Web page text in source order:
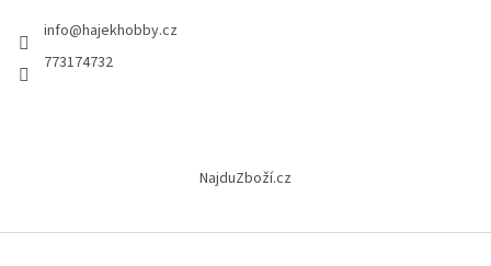
info@hajekhobby.cz
773174732
NajduZboží.cz